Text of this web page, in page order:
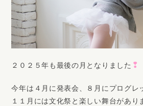
２０２５年も最後の月となりました ❢
今年は４月に発表会、８月にプログレ
１１月には文化祭と楽しい舞台があり